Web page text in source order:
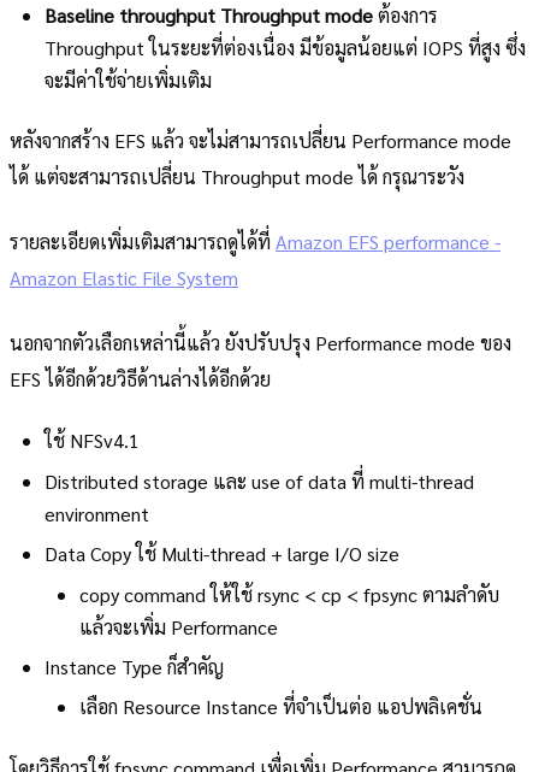
Baseline throughput Throughput modeต้องการ
Throughput ในระยะที่ต่องเนื่อง มีข้อมูลน้อยแต่ IOPS ที่สูง ซึ่ง
จะมีค่าใช้จ่ายเพิ่มเติม
หลังจากสร้าง EFS แล้ว จะไม่สามารถเปลี่ยน Performance mode
ได้ แต่จะสามารถเปลี่ยน Throughput mode ได้ กรุณาระวัง
รายละเอียดเพิ่มเติมสามารถดูได้ที่ Amazon EFS performance -
Amazon Elastic File System
นอกจากตัวเลือกเหล่านี้แล้ว ยังปรับปรุง Performance mode ของ
EFS ได้อีกด้วยวิธีด้านล่างได้อีกด้วย
ใช้ NFSv4.1
Distributed storage และ use of data ที่ multi-thread
environment
Data Copy ใช้ Multi-thread + large I/O size
copy command ให้ใช้ rsync < cp < fpsync ตามลำดับ
แล้วจะเพิ่ม Performance
Instance Type ก็สำคัญ
เลือก Resource Instance ที่จำเป็นต่อ แอปพลิเคชั่น